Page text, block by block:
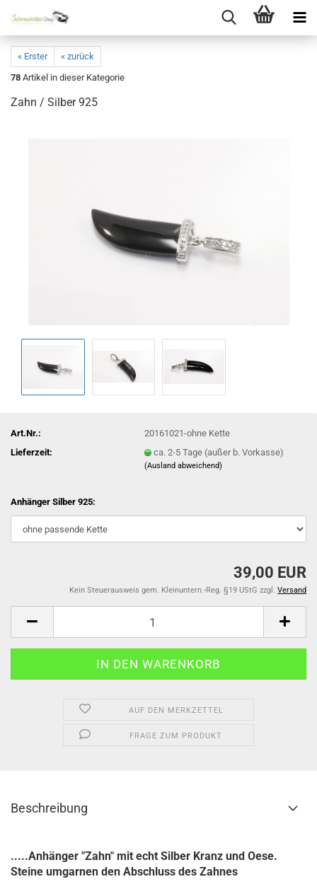
« Erster
« zurück
78 Artikel in dieser Kategorie
Zahn / Silber 925
Art.Nr.:
20161021-ohne Kette
Lieferzeit:
ca. 2-5 Tage (außer b. Vorkasse)
(Ausland abweichend)
Anhänger Silber 925:
39,00 EUR
Kein Steuerausweis gem. Kleinuntern.-Reg. §19 UStG zzgl. Versand
AUF DEN MERKZETTEL
FRAGE ZUM PRODUKT
Beschreibung
.....Anhänger "Zahn" mit echt Silber Kranz und Oese.
Steine umgarnen den Abschluss des Zahnes